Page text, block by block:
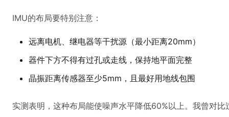
IMU的布局要特别注意：
远离电机、继电器等干扰源（最小距离20mm）
器件下方不得有过孔或走线，保持地平面完整
晶振距离传感器至少5mm，且最好用地线包围
实测表明，这种布局能使噪声水平降低60%以上。我曾对